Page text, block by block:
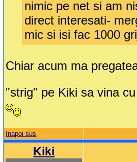
nimic pe net si am
direct interesati-
mic si isi fac 1000
Chiar acum ma
"strig" pe Kiki sa vina
Inapoi sus
Kiki